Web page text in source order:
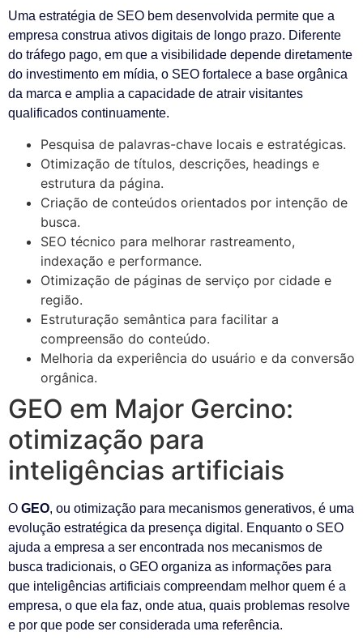
Uma estratégia de SEO bem desenvolvida permite que a
empresa construa ativos digitais de longo prazo. Diferente
do tráfego pago, em que a visibilidade depende diretamente
do investimento em mídia, o SEO fortalece a base orgânica
da marca e amplia a capacidade de atrair visitantes
qualificados continuamente.
Pesquisa de palavras-chave locais e estratégicas.
Otimização de títulos, descrições, headings e
estrutura da página.
Criação de conteúdos orientados por intenção de
busca.
SEO técnico para melhorar rastreamento,
indexação e performance.
Otimização de páginas de serviço por cidade e
região.
Estruturação semântica para facilitar a
compreensão do conteúdo.
Melhoria da experiência do usuário e da conversão
orgânica.
GEO em Major Gercino:
otimização para
inteligências artificiais
O GEO, ou otimização para mecanismos generativos, é uma
evolução estratégica da presença digital. Enquanto o SEO
ajuda a empresa a ser encontrada nos mecanismos de
busca tradicionais, o GEO organiza as informações para
que inteligências artificiais compreendam melhor quem é a
empresa, o que ela faz, onde atua, quais problemas resolve
e por que pode ser considerada uma referência.